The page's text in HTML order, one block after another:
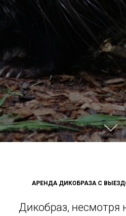
АРЕНДА ДИКОБРАЗА С
Дикобраз, несмотря